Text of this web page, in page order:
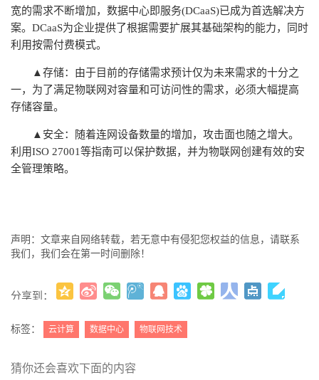
宽的需求不断增加，数据中心即服务(DCaaS)已成为首选解决方
案。DCaaS为企业提供了根据需要扩展其基础架构的能力，同时
利用按需付费模式。
▲存储：由于目前的存储需求预计仅为未来需求的十分之
一，为了满足物联网对容量和可访问性的需求，必须大幅提高
存储容量。
▲安全：随着连网设备数量的增加，攻击面也随之增大。
利用ISO 27001等指南可以保护数据，并为物联网创建有效的安
全管理策略。
声明：文章来自网络转载，若无意中有侵犯您权益的信息，请联系
我们，我们会在第一时间删除！
分享到：
标签： 云计算 数据中心 物联网技术
猜你还会喜欢下面的内容